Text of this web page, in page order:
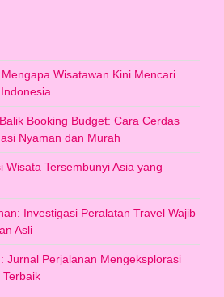
Wisatawan Kini Mencari
Booking Budget: Cara Cerdas
Nyaman dan Murah
Wisata Tersembunyi Asia yang
Investigasi Peralatan Travel Wajib
Asli
Jurnal Perjalanan Mengeksplorasi
Terbaik